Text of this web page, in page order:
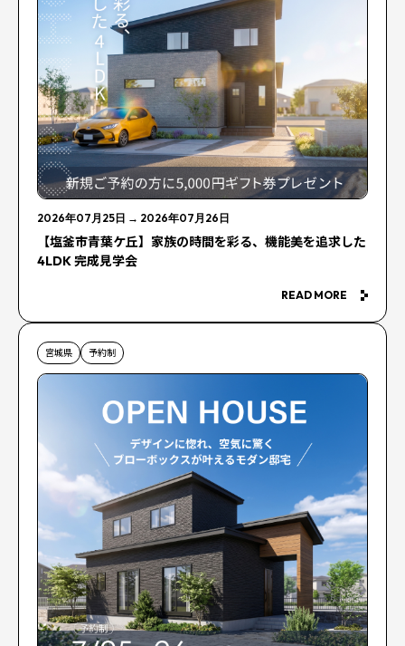
2026年07月25日 → 2026年07月26日
【塩釜市青葉ケ丘】家族の時間を彩る、機能美を追求した
4LDK 完成見学会
READ MORE
宮城県 予約制